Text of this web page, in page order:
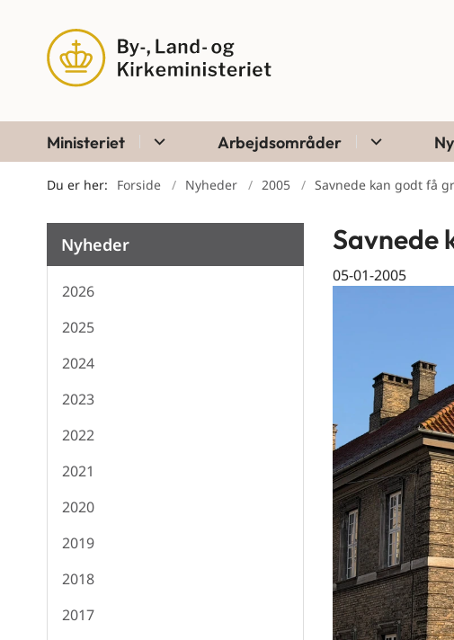
Ministeriet Arbejdsområder
Du er her: Forside Nyheder 2005 Savnede kan godt få
Nyheder
2026
2025
2024
2023
2022
2021
2020
2019
2018
2017
Savnede
05-01-2005